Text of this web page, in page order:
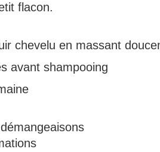
flacon.
chevelu en massant
avant shampooing